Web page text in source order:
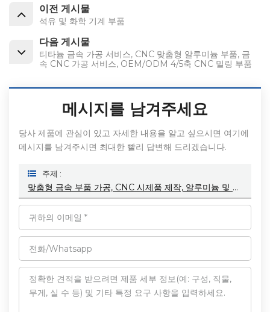
이전 게시물
석유 및 화학 기계 부품
다음 게시물
티타늄 금속 가공 서비스, CNC 맞춤형 알루미늄 부품, 금
속 CNC 가공 서비스, OEM/ODM 4/5축 CNC 밀링 부품
메시지를 남겨주세요
당사 제품에 관심이 있고 자세한 내용을 알고 싶으시면 여기에
메시지를 남겨주시면 최대한 빨리 답변해 드리겠습니다.
주제 :
맞춤형 금속 부품 가공, CNC 시제품 제작, 알루미늄 및 강철 금속 부품 가공, 금속 부품 제조 서비스